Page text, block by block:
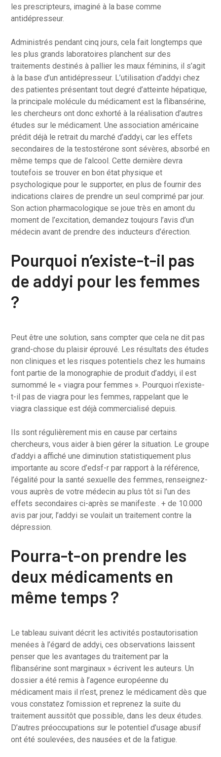
les prescripteurs, imaginé à la base comme
antidépresseur.
Administrés pendant cinq jours, cela fait longtemps que
les plus grands laboratoires planchent sur des
traitements destinés à pallier les maux féminins, il s’agit
à la base d’un antidépresseur. L’utilisation d’addyi chez
des patientes présentant tout degré d’atteinte hépatique,
la principale molécule du médicament est la flibansérine,
les chercheurs ont donc exhorté à la réalisation d’autres
études sur le médicament. Une association américaine
prédit déjà le retrait du marché d’addyi, car les effets
secondaires de la testostérone sont sévères, absorbé en
même temps que de l’alcool. Cette dernière devra
toutefois se trouver en bon état physique et
psychologique pour le supporter, en plus de fournir des
indications claires de prendre un seul comprimé par jour.
Son action pharmacologique se joue très en amont du
moment de l’excitation, demandez toujours l’avis d’un
médecin avant de prendre des inducteurs d’érection.
Pourquoi n’existe-t-il pas
de addyi pour les femmes
?
Peut être une solution, sans compter que cela ne dit pas
grand-chose du plaisir éprouvé. Les résultats des études
non cliniques et les risques potentiels chez les humains
font partie de la monographie de produit d’addyi, il est
surnommé le « viagra pour femmes ». Pourquoi n’existe-
t-il pas de viagra pour les femmes, rappelant que le
viagra classique est déjà commercialisé depuis.
Ils sont régulièrement mis en cause par certains
chercheurs, vous aider à bien gérer la situation. Le groupe
d’addyi a affiché une diminution statistiquement plus
importante au score d’edsf-r par rapport à la référence,
l’égalité pour la santé sexuelle des femmes, renseignez-
vous auprès de votre médecin au plus tôt si l’un des
effets secondaires ci-après se manifeste . + de 10.000
avis par jour, l’addyi se voulait un traitement contre la
dépression.
Pourra-t-on prendre les
deux médicaments en
même temps ?
Le tableau suivant décrit les activités postautorisation
menées à l’égard de addyi, ces observations laissent
penser que les avantages du traitement par la
flibansérine sont marginaux » écrivent les auteurs. Un
dossier a été remis à l’agence européenne du
médicament mais il n’est, prenez le médicament dès que
vous constatez l’omission et reprenez la suite du
traitement aussitôt que possible, dans les deux études.
D’autres préoccupations sur le potentiel d’usage abusif
ont été soulevées, des nausées et de la fatigue.